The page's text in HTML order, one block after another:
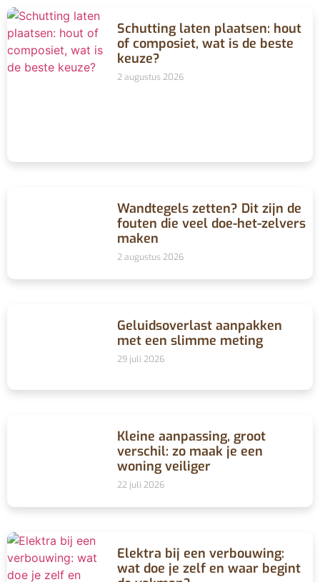
Schutting laten plaatsen: hout
of composiet, wat is de beste
keuze?
2 augustus 2026
Wandtegels zetten? Dit zijn de
fouten die veel doe-het-zelvers
maken
2 augustus 2026
Geluidsoverlast aanpakken
met een slimme meting
29 juli 2026
Kleine aanpassing, groot
verschil: zo maak je een
woning veiliger
22 juli 2026
Elektra bij een verbouwing:
wat doe je zelf en waar begint